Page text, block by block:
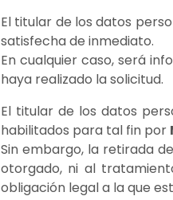
El titular de los datos
satisfecha de inmediato.
En cualquier caso, será
haya realizado la solicitud.
El titular de los datos
habilitados para tal fin por
Sin embargo, la retirada
otorgado, ni al
obligación legal a la que